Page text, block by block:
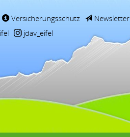
Versicherungsschutz Newsletter
jdav_eifel